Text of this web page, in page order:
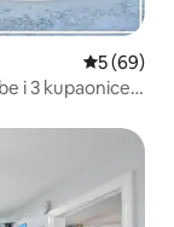
Prosječna
5 (69)
i 3 kupaonice
gosti”